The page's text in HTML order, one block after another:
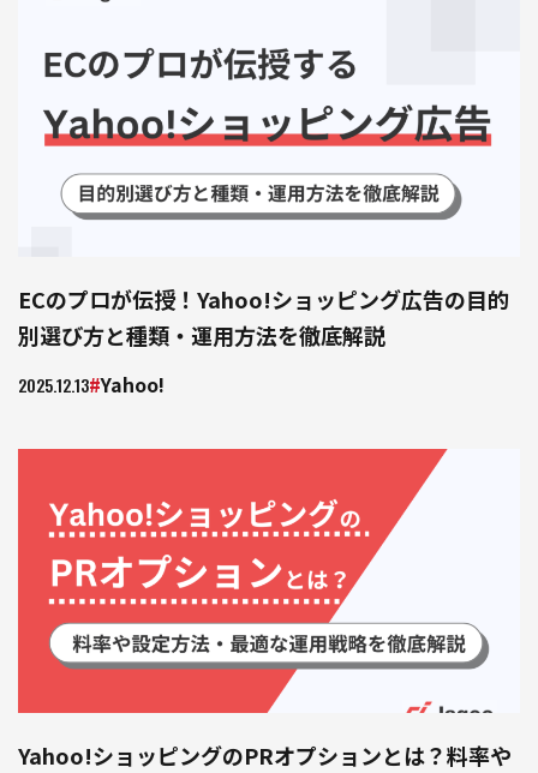
ECのプロが伝授！Yahoo!ショッピング広告の目的
別選び方と種類・運用方法を徹底解説
2025.12.13 Yahoo!
Yahoo!ショッピングのPRオプションとは？料率や